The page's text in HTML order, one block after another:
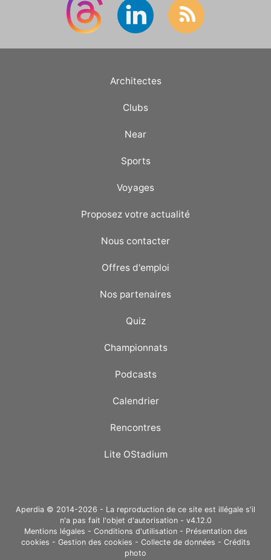
Architectes
Clubs
Near
Sports
Voyages
Proposez votre actualité
Nous contacter
Offres d'emploi
Nos partenaires
Quiz
Championnats
Podcasts
Calendrier
Rencontres
Lite OStadium
Aperdia © 2014-2026 - La reproduction de ce site est illégale s'il
n'a pas fait l'objet d'autorisation - v4.12.0
Mentions légales - Conditions d'utilisation- Présentation des
cookies - Gestion des cookies - Collecte de données - Crédits
photo